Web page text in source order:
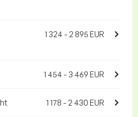
1 324 - 2 895 EUR
1 454 - 3 469 EUR
1 178 - 2 430 EUR